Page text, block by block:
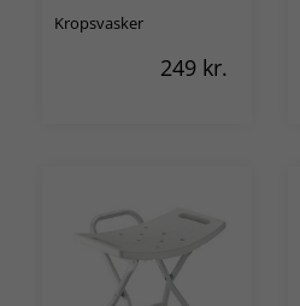
Kropsvasker
249 kr.